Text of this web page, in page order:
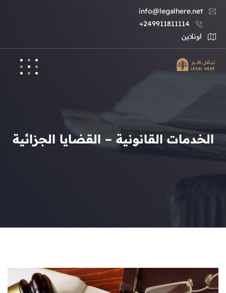
info@legalhere.net
249911811114+
اونلاين
الخدمات القانونية – القضايا الجزائية